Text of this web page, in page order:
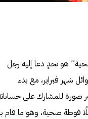
هو تحدٍ دعا إليه رجل
شهر فبراير، مع بدء
صورة للمشارك على
فوطة صحية، وهو ما قام